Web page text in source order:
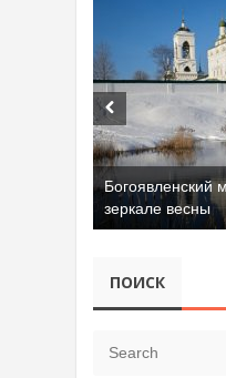
Богоявленский
зеркале весны
ПОИСК